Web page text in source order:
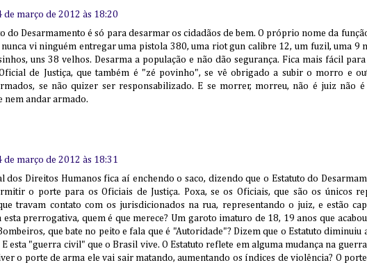
de março de 2012 às 18:20
do Desarmamento é só para desarmar os cidadãos de bem. O próprio nome da
nunca vi ninguém entregar uma pistola 380, uma riot gun calibre 12, um fuzil, uma 9
uns 38 velhos. Desarma a população e não dão segurança. Fica mais fácil
de Justiça, que também é "zé povinho", se vê obrigado a subir o morro e
se não quizer ser responsabilizado. E se morrer, morreu, não é juiz não
nem andar armado.
de março de 2012 às 18:31
dos Direitos Humanos fica aí enchendo o saco, dizendo que o Estatuto do
o porte para os Oficiais de Justiça. Poxa, se os Oficiais, que são os únicos
travam contato com os jurisdicionados na rua, representando o juiz, e estão
esta prerrogativa, quem é que merece? Um garoto imaturo de 18, 19 anos que
que bate no peito e fala que é "Autoridade"? Dizem que o Estatuto diminuiu
E esta "guerra civil" que o Brasil vive. O Estatuto reflete em alguma mudança na
o porte de arma ele vai sair matando, aumentando os índices de violência? O